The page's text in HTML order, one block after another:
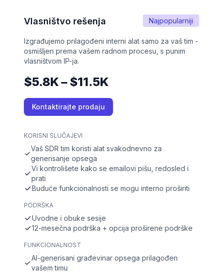
Najpopularniji
Vlasništvo rešenja
Izgrađujemo prilagođeni interni alat samo za vaš tim -
osmišljen prema vašem radnom procesu, s punim
vlasništvom IP-ja.
$5.8K – $11.5K
Kontaktirajte prodaju
KORISNI SLUČAJEVI
Vaš SDR tim koristi alat svakodnevno za
generisanje opsega
Vi kontrolišete kako se emailovi pišu, redosled i
prati
Buduće funkcionalnosti se mogu interno proširiti
PODRŠKA
Uvodne i obuke sesije
12-mesečna podrška + opcija proširene podrške
FUNKCIONALNOST
AI-generisani građevinar opsega prilagođen
vašem timu